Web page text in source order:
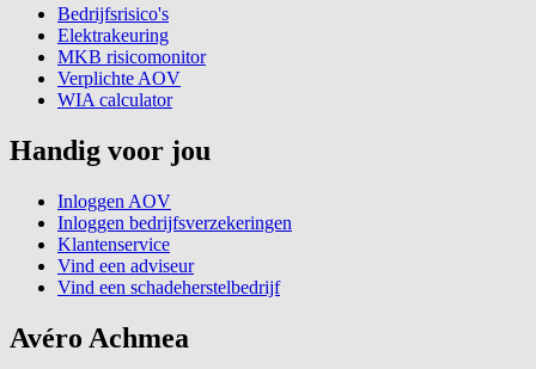
Bedrijfsrisico's
Elektrakeuring
MKB risicomonitor
Verplichte AOV
WIA calculator
Handig voor jou
Inloggen AOV
Inloggen bedrijfsverzekeringen
Klantenservice
Vind een adviseur
Vind een schadeherstelbedrijf
Avéro Achmea